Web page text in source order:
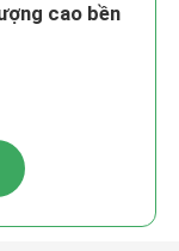
cao bền